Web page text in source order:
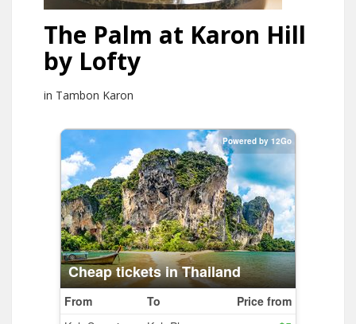
The Palm at Karon Hill
by Lofty
in Tambon Karon